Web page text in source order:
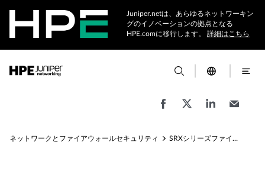
Juniper.netは、あらゆるネットワーキン
グのイノベーションの拠点となる
HPE.comに移行します。 詳細はこちら
ネットワークとファイアウォールセキュリティ SRXシリーズファイアウォール